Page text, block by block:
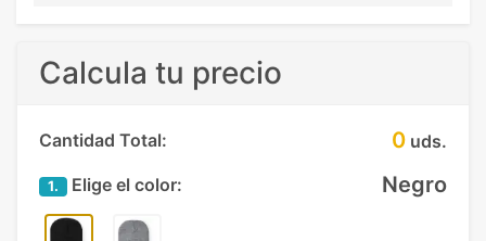
Calcula tu precio
Cantidad Total: 0 uds.
1. Elige el color: Negro